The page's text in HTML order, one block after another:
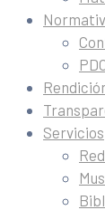
Servicios